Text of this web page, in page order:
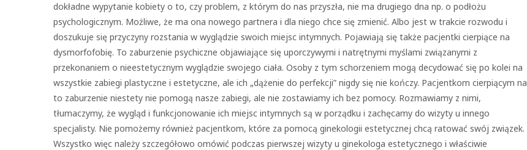
dokładne wypytanie kobiety o to, czy problem, z którym do nas przyszła, nie ma drugiego dna np. o podłożu
psychologicznym. Możliwe, że ma ona nowego partnera i dla niego chce się zmienić. Albo jest w trakcie rozwodu i
doszukuje się przyczyny rozstania w wyglądzie swoich miejsc intymnych. Pojawiają się także pacjentki cierpiące na
dysmorfofobię. To zaburzenie psychiczne objawiające się uporczywymi i natrętnymi myślami związanymi z
przekonaniem o nieestetycznym wyglądzie swojego ciała. Osoby z tym schorzeniem mogą decydować się po kolei na
wszystkie zabiegi plastyczne i estetyczne, ale ich „dążenie do perfekcji” nigdy się nie kończy. Pacjentkom cierpiącym na
to zaburzenie niestety nie pomogą nasze zabiegi, ale nie zostawiamy ich bez pomocy. Rozmawiamy z nimi,
tłumaczymy, że wygląd i funkcjonowanie ich miejsc intymnych są w porządku i zachęcamy do wizyty u innego
specjalisty. Nie pomożemy również pacjentkom, które za pomocą ginekologii estetycznej chcą ratować swój związek.
Wszystko więc należy szczegółowo omówić podczas pierwszej wizyty u ginekologa estetycznego i właściwie